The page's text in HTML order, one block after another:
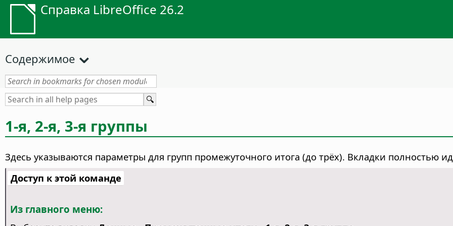
Справка LibreOffice 26.2
Содержимое
1-я, 2-я, 3-я группы
Здесь указываются параметры для групп промежуточного итога (до трёх). Вкладки полностью
Доступ к этой команде
Из главного меню: